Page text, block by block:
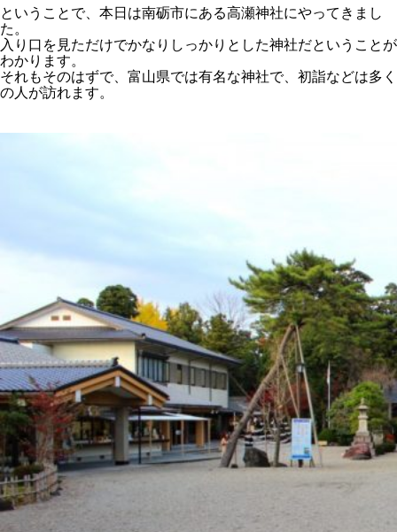
ということで、本日は南砺市にある高瀬神社にやってきまし
た。
入り口を見ただけでかなりしっかりとした神社だということが
わかります。
それもそのはずで、富山県では有名な神社で、初詣などは多く
の人が訪れます。